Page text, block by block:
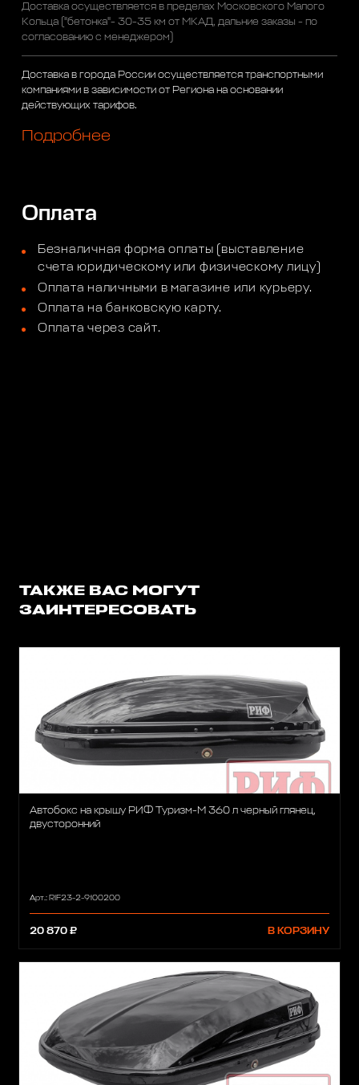
Доставка осуществляется в пределах Московского Малого
Кольца ("бетонка"- 30-35 км от МКАД, дальние заказы - по
согласованию с менеджером)
Доставка в города России осуществляется транспортными
компаниями в зависимости от Региона на основании
действующих тарифов.
Подробнее
Оплата
Безналичная форма оплаты (выставление
счета юридическому или физическому лицу)
Оплата наличными в магазине или курьеру.
Оплата на банковскую карту.
Оплата через сайт.
ТАКЖЕ ВАС МОГУТ
ЗАИНТЕРЕСОВАТЬ
Автобокс на крышу РИФ Туризм-М 360 л черный глянец,
двусторонний
Арт.: RIF23-2-9100200
20 870 ₽ В КОРЗИНУ